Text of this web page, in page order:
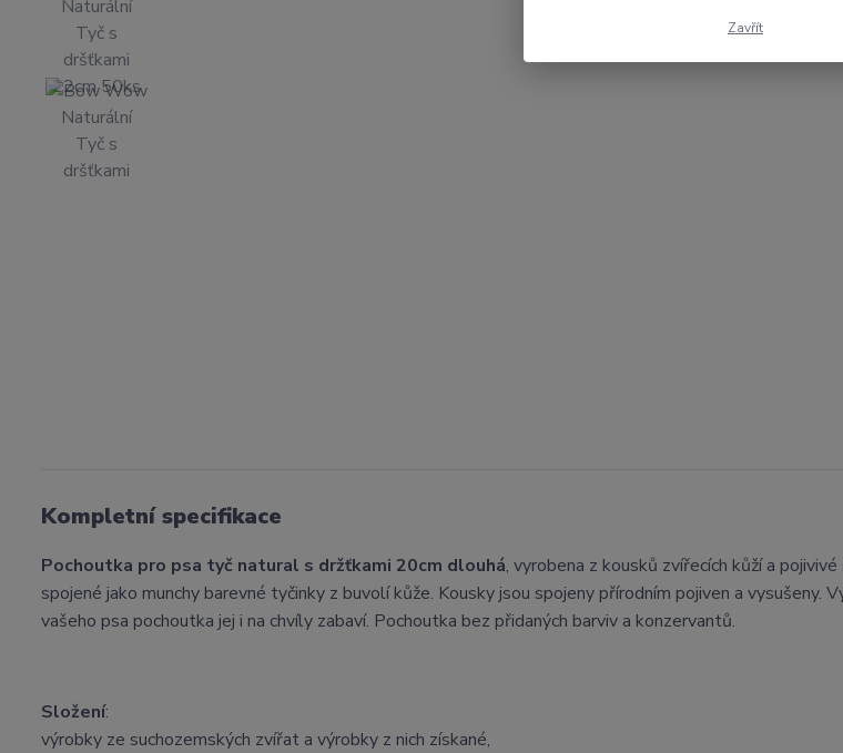
Kompletní specifikace
Pochoutka pro psa tyč natural s držťkami 20cm dlouhá, vyrobena z kousků zvířecích kůží a
spojené jako munchy barevné tyčinky z buvolí kůže. Kousky jsou spojeny přírodním pojiven a vysušeny.
vašeho psa pochoutka jej i na chvíly zabaví. Pochoutka bez přidaných barviv a konzervantů.
Složení:
výrobky ze suchozemských zvířat a výrobky z nich získané,
Zavřít